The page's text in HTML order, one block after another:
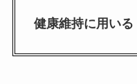
健康維持に用いる